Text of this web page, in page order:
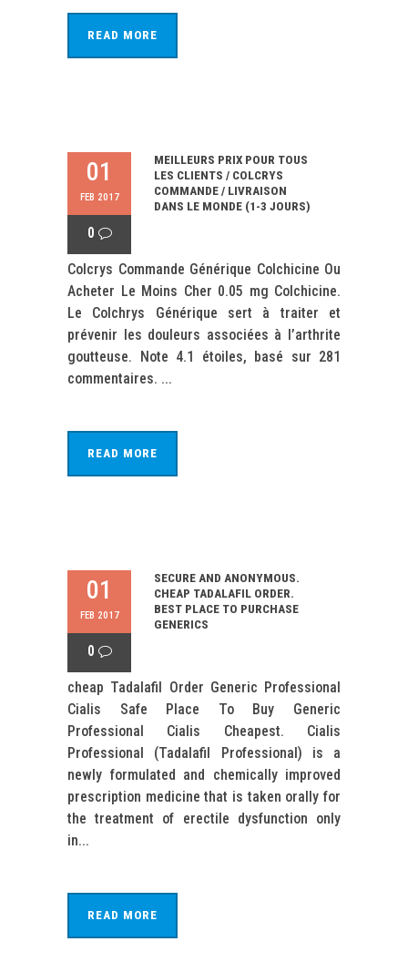
READ MORE
01
FEB 2017
0
MEILLEURS PRIX POUR TOUS
LES CLIENTS / COLCRYS
COMMANDE / LIVRAISON
DANS LE MONDE (1-3 JOURS)
Colcrys Commande Générique Colchicine Ou
Acheter Le Moins Cher 0.05 mg Colchicine.
Le Colchrys Générique sert à traiter et
prévenir les douleurs associées à l’arthrite
goutteuse. Note 4.1 étoiles, basé sur 281
commentaires. ...
READ MORE
01
FEB 2017
0
SECURE AND ANONYMOUS.
CHEAP TADALAFIL ORDER.
BEST PLACE TO PURCHASE
GENERICS
cheap Tadalafil Order Generic Professional
Cialis Safe Place To Buy Generic
Professional Cialis Cheapest. Cialis
Professional (Tadalafil Professional) is a
newly formulated and chemically improved
prescription medicine that is taken orally for
the treatment of erectile dysfunction only
in...
READ MORE